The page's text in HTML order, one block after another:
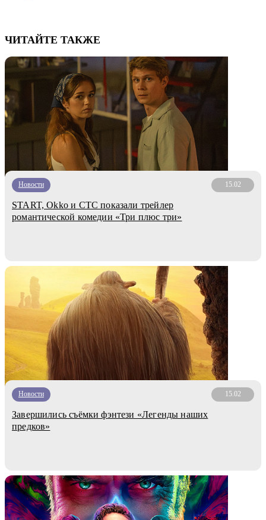
ЧИТАЙТЕ ТАКЖЕ
Новости 15.02
START, Okko и СТС показали трейлер
романтической комедии «Три плюс три»
Новости 15.02
Завершились съёмки фэнтези «Легенды наших
предков»